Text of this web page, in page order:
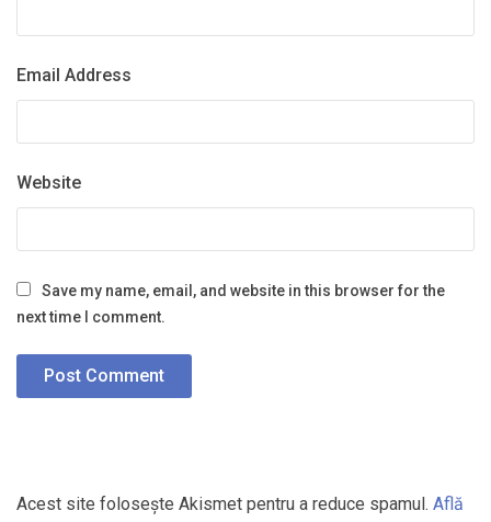
Email Address
Website
Save my name, email, and website in this browser for the
next time I comment.
Acest site folosește Akismet pentru a reduce spamul. Află